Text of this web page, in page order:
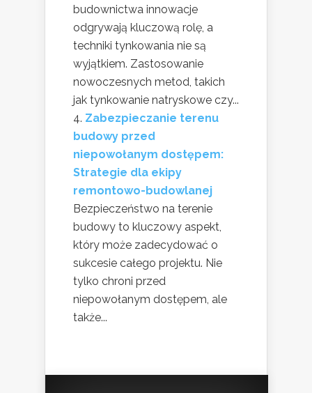
budownictwa innowacje
odgrywają kluczową rolę, a
techniki tynkowania nie są
wyjątkiem. Zastosowanie
nowoczesnych metod, takich
jak tynkowanie natryskowe czy...
Zabezpieczanie terenu
budowy przed
niepowołanym dostępem:
Strategie dla ekipy
remontowo-budowlanej
Bezpieczeństwo na terenie
budowy to kluczowy aspekt,
który może zadecydować o
sukcesie całego projektu. Nie
tylko chroni przed
niepowołanym dostępem, ale
także...